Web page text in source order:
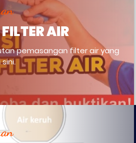
AIR
pemasangan filter air yang